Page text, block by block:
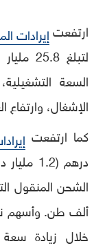
ارتفعتإيرادات
السعة
الإشغال، وارتفاع
كما ارتفعت
درهم
ألف طن. وأسهم
خلال زيادة